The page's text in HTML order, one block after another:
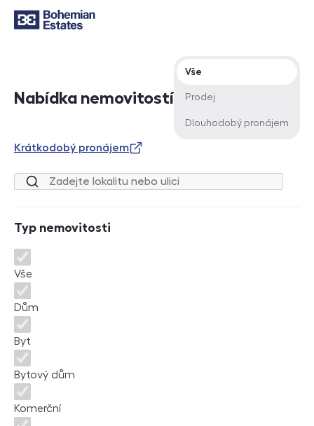
Nabídka nemovitostí
Typ nabídky
Vše
Prodej
Dlouhodobý pronájem
Krátkodobý pronájem
Lokalita nebo ulice
Typ nemovitosti
Typ nemovitosti
Vše
Dům
Byt
Bytový dům
Komerční